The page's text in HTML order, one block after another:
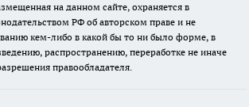
на данном сайте, охраняется в
РФ об авторском праве и не
кем-либо в какой бы то ни было форме, в
распространению, переработке не иначе
правообладателя.